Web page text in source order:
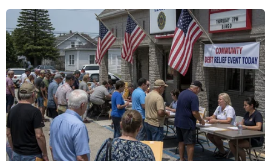
Một cửa hàng kim hoàn ở Yangon, Myanmar. (Nguồn:
THX/TTXVN)
Thị trường vàng châu Á giao dịch khá trầm lắng
trong phiên chiều 17/6 giữa lúc đồng USD đang